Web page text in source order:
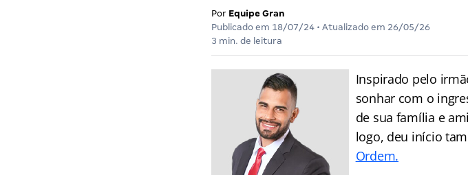
Por Equipe Gran
Publicado em 18/07/24• Atualizado em 26/05/26
3 min. de leitura
Inspirado pelo
sonhar com o
de sua família e
logo, deu início
Ordem.